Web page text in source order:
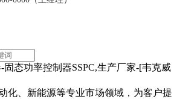
化、新能源等专业市场领域，为客户提